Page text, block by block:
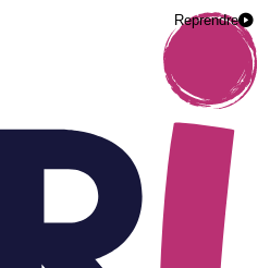
Reprendre